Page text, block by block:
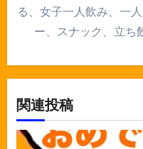
る、女子一人飲み、一
ー、スナック、立ち
関連投稿